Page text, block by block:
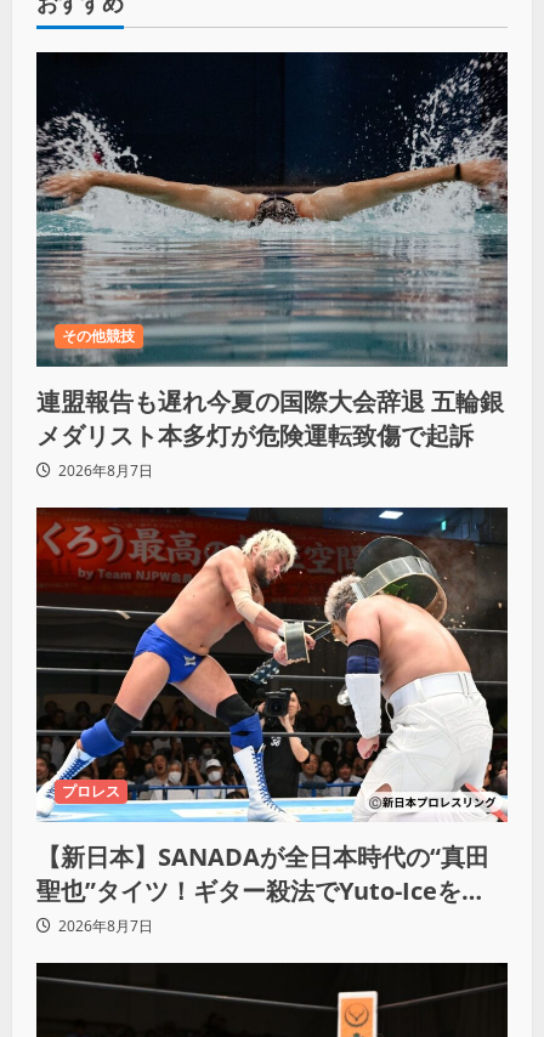
その他競技
連盟報告も遅れ今夏の国際大会辞退 五輪銀
メダリスト本多灯が危険運転致傷で起訴
2026年8月7日
プロレス
【新日本】SANADAが全日本時代の“真田
聖也”タイツ！ギター殺法でYuto-Iceを
KO「俺と闘う時は考えろ。感じるな」
2026年8月7日